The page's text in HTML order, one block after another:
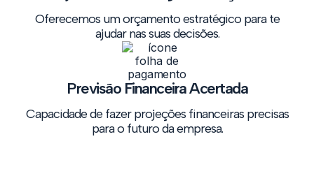
Oferecemos um orçamento estratégico para te
ajudar nas suas decisões.
Previsão Financeira Acertada
Capacidade de fazer projeções financeiras precisas
para o futuro da empresa.